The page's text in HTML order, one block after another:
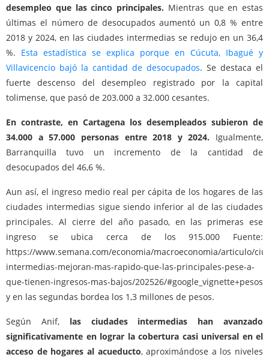
desempleo que las cinco principales. Mientras que en estas
últimas el número de desocupados aumentó un 0,8 % entre
2018 y 2024, en las ciudades intermedias se redujo en un 36,4
%. Esta estadística se explica porque en Cúcuta, Ibagué y
Villavicencio bajó la cantidad de desocupados. Se destaca el
fuerte descenso del desempleo registrado por la capital
tolimense, que pasó de 203.000 a 32.000 cesantes.
En contraste, en Cartagena los desempleados subieron de
34.000 a 57.000 personas entre 2018 y 2024. Igualmente,
Barranquilla tuvo un incremento de la cantidad de
desocupados del 46,6 %.
Aun así, el ingreso medio real per cápita de los hogares de las
ciudades intermedias sigue siendo inferior al de las ciudades
principales. Al cierre del año pasado, en las primeras ese
ingreso se ubica cerca de los 915.000 Fuente:
https://www.semana.com/economia/macroeconomia/articulo/
intermedias-mejoran-mas-rapido-que-las-principales-pese-a-
que-tienen-ingresos-mas-bajos/202526/#google_vignette+pesos
y en las segundas bordea los 1,3 millones de pesos.
Según Anif, las ciudades intermedias han avanzado
significativamente en lograr la cobertura casi universal en el
acceso de hogares al acueducto, aproximándose a los niveles